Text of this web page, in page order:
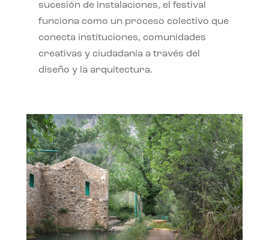
sucesión de instalaciones, el festival
funciona como un proceso colectivo que
conecta instituciones, comunidades
creativas y ciudadanía a través del
diseño y la arquitectura.